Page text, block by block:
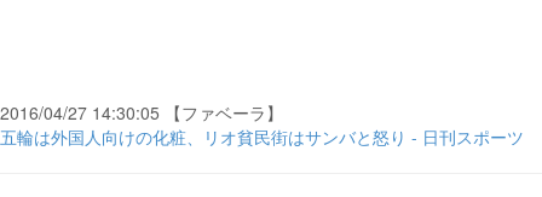
2016/04/27 14:30:05 【ファベーラ】
五輪は外国人向けの化粧、リオ貧民街はサンバと怒り - 日刊スポーツ